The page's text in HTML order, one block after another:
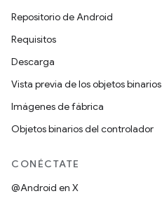
Repositorio de Android
Requisitos
Descarga
Vista previa de los objetos binarios
Imágenes de fábrica
Objetos binarios del controlador
CONÉCTATE
@Android en X